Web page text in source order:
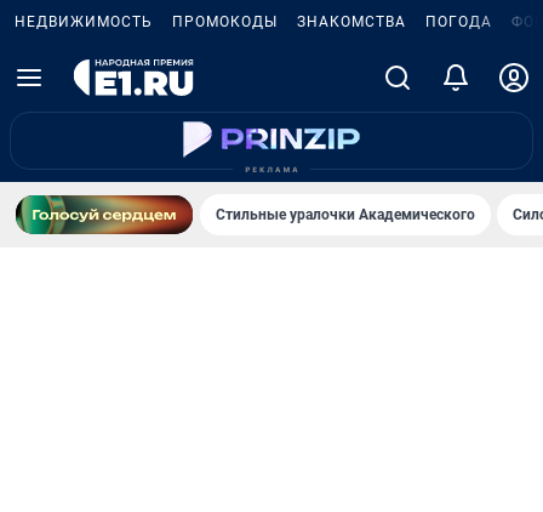
НЕДВИЖИМОСТЬ ПРОМОКОДЫ ЗНАКОМСТВА ПОГОДА
Стильные уралочки Академического